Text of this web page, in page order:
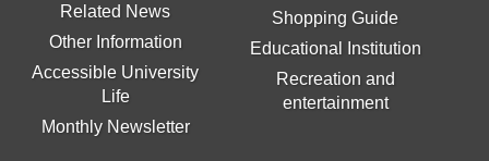
Related News
Other Information
Accessible University
Life
Monthly Newsletter
Shopping Guide
Educational Institution
Recreation and
entertainment